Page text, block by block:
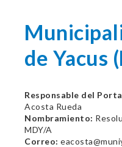
de Yacus
Responsable del
Acosta Rueda
Nombramiento:
MDY/A
Correo: